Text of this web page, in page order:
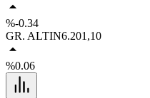
%-0.34
GR. ALTIN6.201,10
%0.06